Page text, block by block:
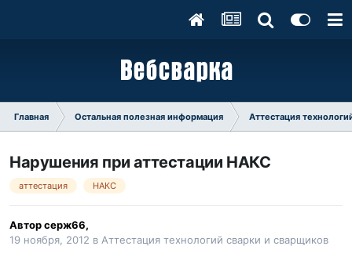
Главная Остальная полезная информация Аттестация
Нарушения при аттестации НАКС
аттестация НАКС
Авторсерж66,
19 ноября, 2012 в Аттестация технологий сварки и сварщиков